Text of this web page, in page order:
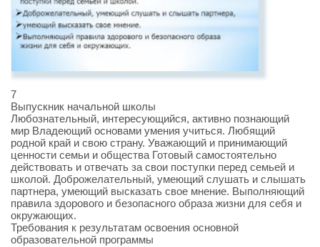
7
Выпускник начальной школы
Любознательный, интересующийся, активно познающий
мир Владеющий основами умения учиться. Любящий
родной край и свою страну. Уважающий и принимающий
ценности семьи и общества Готовый самостоятельно
действовать и отвечать за свои поступки перед семьей и
школой. Доброжелательный, умеющий слушать и слышать
партнера, умеющий высказать свое мнение. Выполняющий
правила здорового и безопасного образа жизни для себя и
окружающих.
Требования к результатам освоения основной
образовательной программы